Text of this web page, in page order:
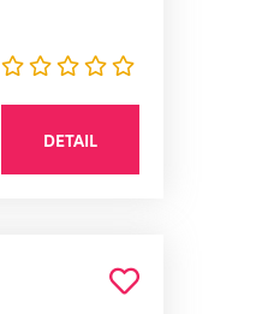
DETAIL